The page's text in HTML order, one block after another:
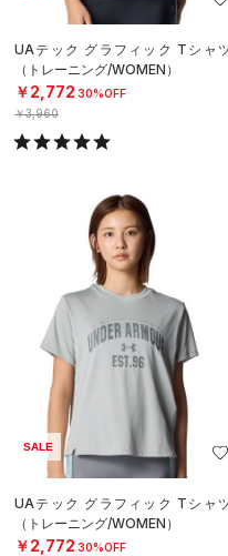
UAテック グラフィック Tシャ
（トレーニング/WOMEN）
￥2,772 30%OFF
￥3,960
SALE
UAテック グラフィック Tシャ
（トレーニング/WOMEN）
￥2,772 30%OFF